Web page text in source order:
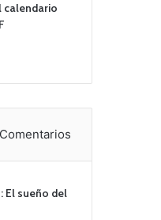
calendario
Comentarios
El sueño del